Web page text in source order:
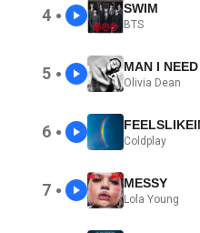
4 ● SWIM
BTS
5 ● MAN I NEED
Olivia Dean
6 ●
Coldplay
7 ● MESSY
Lola Young